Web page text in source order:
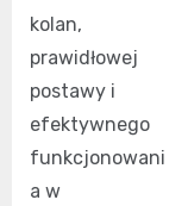
kolan,
prawidłowej
postawy i
efektywnego
funkcjonowani
a w